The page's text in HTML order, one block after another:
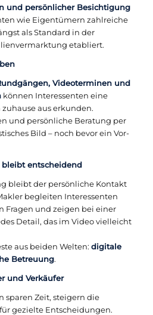
und persönlicher Besichtigung
wie Eigentümern zahlreiche
als Standard in der
etabliert.
Videoterminen und
können Interessenten eine
aus erkunden.
und persönliche Beratung per
Bild – noch bevor ein Vor-
bleibt entscheidend
bleibt der persönliche Kontakt
begleiten Interessenten
Fragen und zeigen bei einer
Detail, das im Video vielleicht
aus beiden Welten: digitale
Betreuung.
und Verkäufer
sparen Zeit, steigern die
gezielte Entscheidungen.